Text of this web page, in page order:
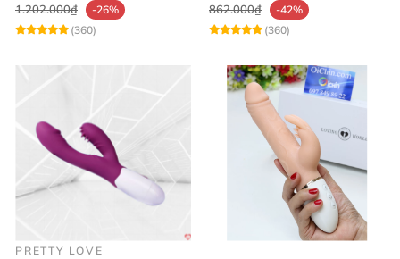
1.202.000₫
-26%
(360)
862.000₫
-42%
(360)
PRETTY LOVE